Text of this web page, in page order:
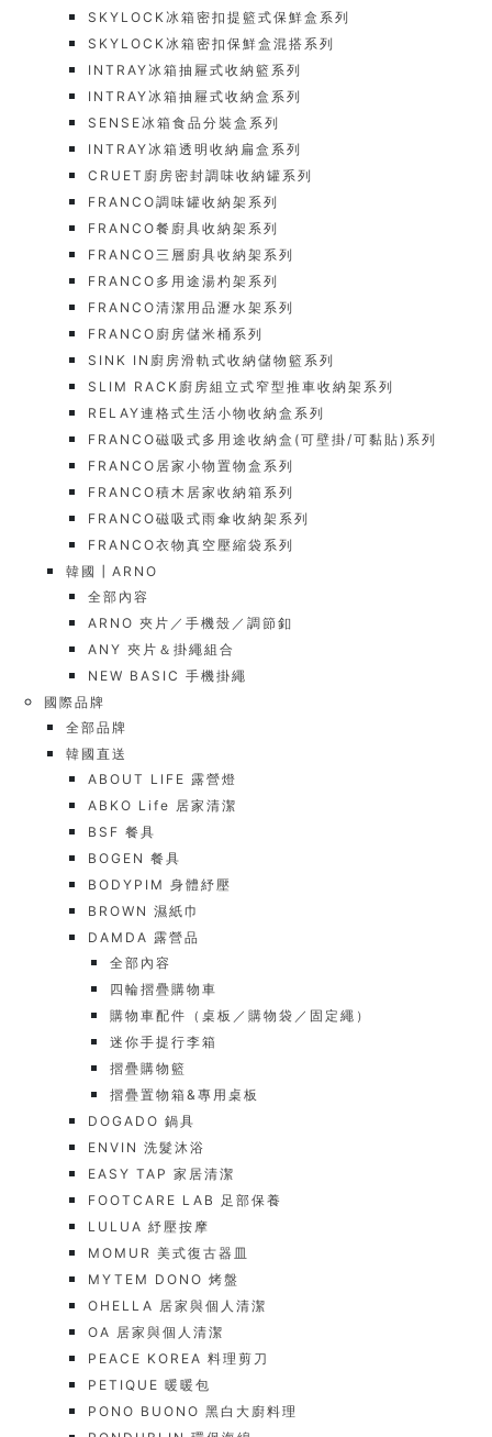
SKYLOCK冰箱密扣提籃式保鮮盒系列
SKYLOCK冰箱密扣保鮮盒混搭系列
INTRAY冰箱抽屜式收納籃系列
INTRAY冰箱抽屜式收納盒系列
SENSE冰箱食品分裝盒系列
INTRAY冰箱透明收納扁盒系列
CRUET廚房密封調味收納罐系列
FRANCO調味罐收納架系列
FRANCO餐廚具收納架系列
FRANCO三層廚具收納架系列
FRANCO多用途湯杓架系列
FRANCO清潔用品瀝水架系列
FRANCO廚房儲米桶系列
SINK IN廚房滑軌式收納儲物籃系列
SLIM RACK廚房組立式窄型推車收納架系列
RELAY連格式生活小物收納盒系列
FRANCO磁吸式多用途收納盒(可壁掛/可黏貼)系列
FRANCO居家小物置物盒系列
FRANCO積木居家收納箱系列
FRANCO磁吸式雨傘收納架系列
FRANCO衣物真空壓縮袋系列
韓國┃ARNO
全部內容
ARNO 夾片／手機殼／調節釦
ANY 夾片＆掛繩組合
NEW BASIC 手機掛繩
國際品牌
全部品牌
韓國直送
ABOUT LIFE 露營燈
ABKO Life 居家清潔
BSF 餐具
BOGEN 餐具
BODYPIM 身體紓壓
BROWN 濕紙巾
DAMDA 露營品
全部內容
四輪摺疊購物車
購物車配件（桌板／購物袋／固定繩）
迷你手提行李箱
摺疊購物籃
摺疊置物箱&專用桌板
DOGADO 鍋具
ENVIN 洗髮沐浴
EASY TAP 家居清潔
FOOTCARE LAB 足部保養
LULUA 紓壓按摩
MOMUR 美式復古器皿
MYTEM DONO 烤盤
OHELLA 居家與個人清潔
OA 居家與個人清潔
PEACE KOREA 料理剪刀
PETIQUE 暖暖包
PONO BUONO 黑白大廚料理